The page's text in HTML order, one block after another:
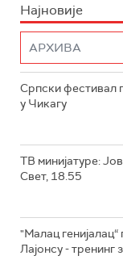
Најновије
Српски фестивал
у Чикагу
ТВ минијатуре:
Свет, 18.55
"Малац
Лајонсу - тренинг